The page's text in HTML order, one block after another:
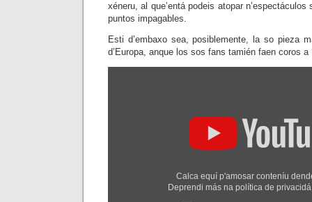
xéneru, al que’entá podeis atopar
puntos impagables.
Esti d’embaxo sea, posiblemente, la so pieza
d’Europa, anque los sos fans tamién faen coros a
Calca equí p'amosar conteníu
Deprendi más na política de